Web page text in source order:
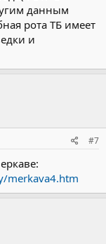
данным
рота ТБ имеет
и
#7
merkava4.htm